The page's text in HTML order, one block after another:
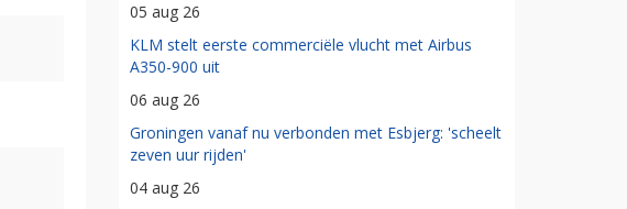
05 aug 26
KLM stelt eerste commerciële vlucht met Airbus
A350-900 uit
06 aug 26
Groningen vanaf nu verbonden met Esbjerg: 'scheelt
zeven uur rijden'
04 aug 26